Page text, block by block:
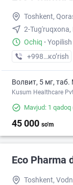
Toshkent,
2-Tug'ruqxona,
Ochiq ·
+998 (55)кo’rish
Волвит, 5 мг,
Kusum Healthcare
Mavjud: 1 qadoq
45 000 so'm
Eco Pharma
Toshkent,